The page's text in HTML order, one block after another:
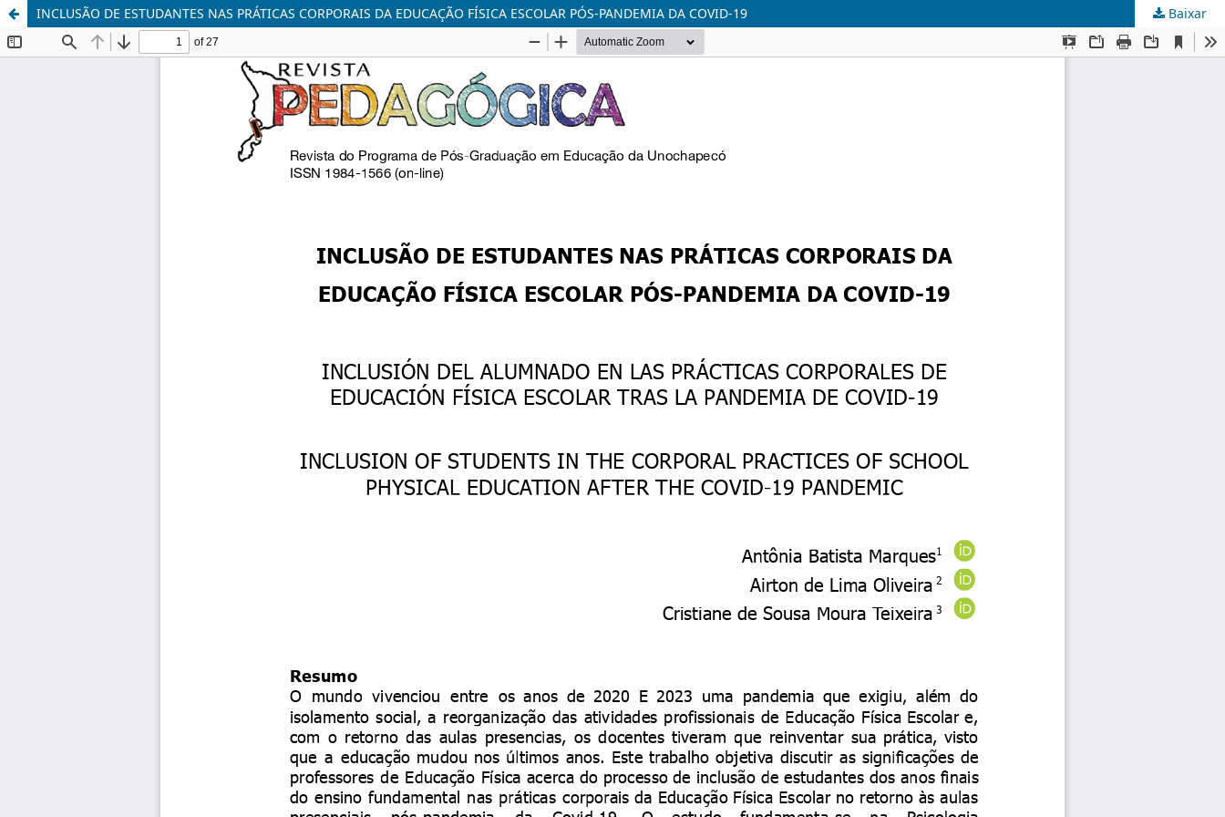
INCLUSÃO DE ESTUDANTES NAS PRÁTICAS CORPORAIS DA EDUCAÇÃO FÍSICA ESCOLAR PÓS-PANDEMIA DA COVID-19 Baixar